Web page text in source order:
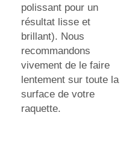
polissant pour un
résultat lisse et
brillant). Nous
recommandons
vivement de le faire
lentement sur toute la
surface de votre
raquette.